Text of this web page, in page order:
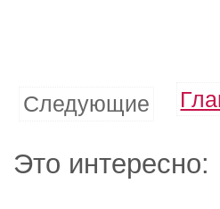
Следующие
Это интересно: